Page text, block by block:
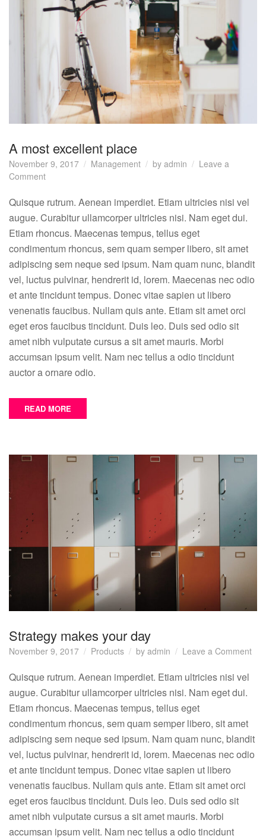
A most excellent place
November 9, 2017 Management by admin
Leave a
Commenton
most
excellent
Quisque rutrum. Aenean imperdiet. Etiam ultricies nisi vel
augue. Curabitur ullamcorper ultricies nisi. Nam eget dui.
Etiam rhoncus. Maecenas tempus, tellus eget
condimentum rhoncus, sem quam semper libero, sit amet
adipiscing sem neque sed ipsum. Nam quam nunc, blandit
vel, luctus pulvinar, hendrerit id, lorem. Maecenas nec odio
et ante tincidunt tempus. Donec vitae sapien ut libero
venenatis faucibus. Nullam quis ante. Etiam sit amet orci
eget eros faucibus tincidunt. Duis leo. Duis sed odio sit
amet nibh vulputate cursus a sit amet mauris. Morbi
accumsan ipsum velit. Nam nec tellus a odio tincidunt
auctor a ornare odio.
READ MORE
Strategy makes your day
November 9, 2017 Products by admin Leave a Commenton
Quisque rutrum. Aenean imperdiet. Etiam ultricies nisi vel
augue. Curabitur ullamcorper ultricies nisi. Nam eget dui.
Etiam rhoncus. Maecenas tempus, tellus eget
condimentum rhoncus, sem quam semper libero, sit amet
adipiscing sem neque sed ipsum. Nam quam nunc, blandit
vel, luctus pulvinar, hendrerit id, lorem. Maecenas nec odio
et ante tincidunt tempus. Donec vitae sapien ut libero
venenatis faucibus. Nullam quis ante. Etiam sit amet orci
eget eros faucibus tincidunt. Duis leo. Duis sed odio sit
amet nibh vulputate cursus a sit amet mauris. Morbi
accumsan ipsum velit. Nam nec tellus a odio tincidunt